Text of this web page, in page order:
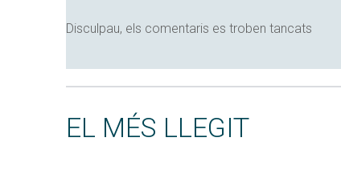
Disculpau, els comentaris es troben tancats
EL MÉS LLEGIT